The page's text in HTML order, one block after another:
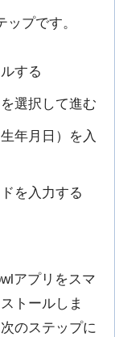
プです。
する
選択して進む
年月日）を入
を入力する
アプリをスマ
トールしま
のステップに